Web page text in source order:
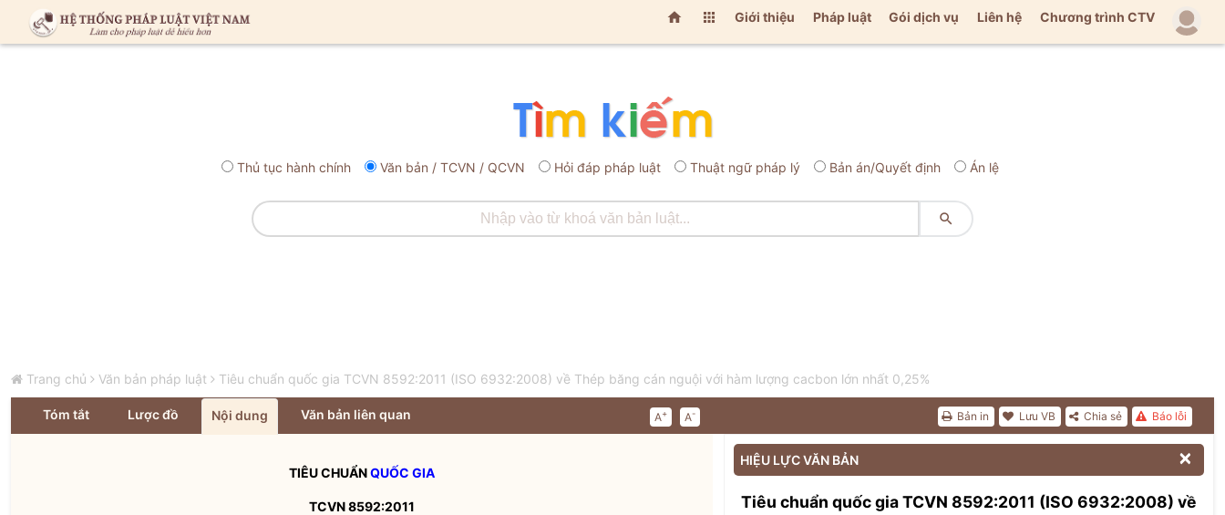
  Giới thiệu Pháp luật Gói dịch vụ Liên hệ Chương trình CTV
Thủ tục hành chính Văn bản / TCVN / QCVN Hỏi đáp pháp luật Thuật ngữ pháp lý Bản án/Quyết định Án lệ

Trang chủ Văn bản pháp luật Tiêu chuẩn quốc gia TCVN 8592:2011 (ISO 6932:2008) về Thép băng cán nguội với hàm lượng cacbon lớn nhất 0,25%
Tóm tắt Lược đồ Nội dung Văn bản liên quan A+ A- Báo lỗi
Chia sẻ
Lưu VB
Bản in
TIÊU CHUẨNQUỐC GIA
TCVN 8592:2011
HIỆU LỰC VĂN BẢN 
Tiêu chuẩn quốc gia TCVN 8592:2011 (ISO 6932:2008) về